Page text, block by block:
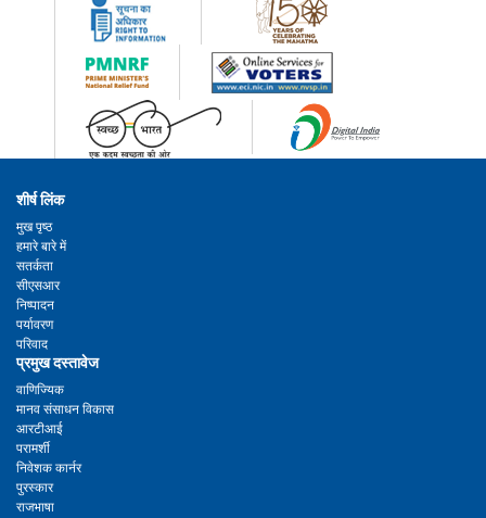
शीर्ष लिंक
मुख पृष्ठ
हमारे बारे में
सतर्कता
सीएसआर
निष्पादन
पर्यावरण
परिवाद
प्रमुख दस्तावेज
वाणिज्यिक
मानव संसाधन विकास
आरटीआई
परामर्शी
निवेशक कार्नर
पुरस्कार
राजभाषा